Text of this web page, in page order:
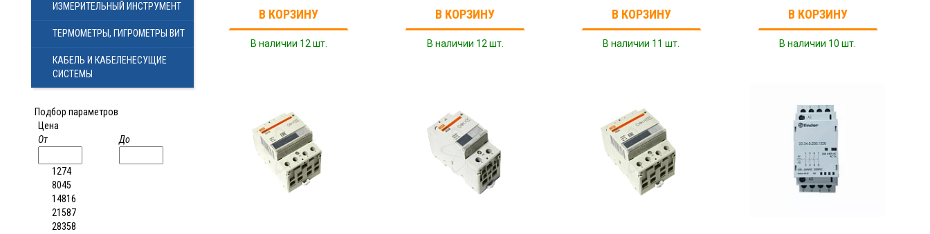
ИЗМЕРИТЕЛЬНЫЙ ИНСТРУМЕНТ
ТЕРМОМЕТРЫ, ГИГРОМЕТРЫ ВИТ
КАБЕЛЬ И КАБЕЛЕНЕСУЩИЕ
СИСТЕМЫ
Подбор параметров
Цена
От
До
1274
8045
14816
21587
28358
В КОРЗИНУ
В наличии 12 шт.
В КОРЗИНУ
В наличии 12 шт.
В КОРЗИНУ
В наличии 11 шт.
В КОРЗИНУ
В наличии 10 шт.